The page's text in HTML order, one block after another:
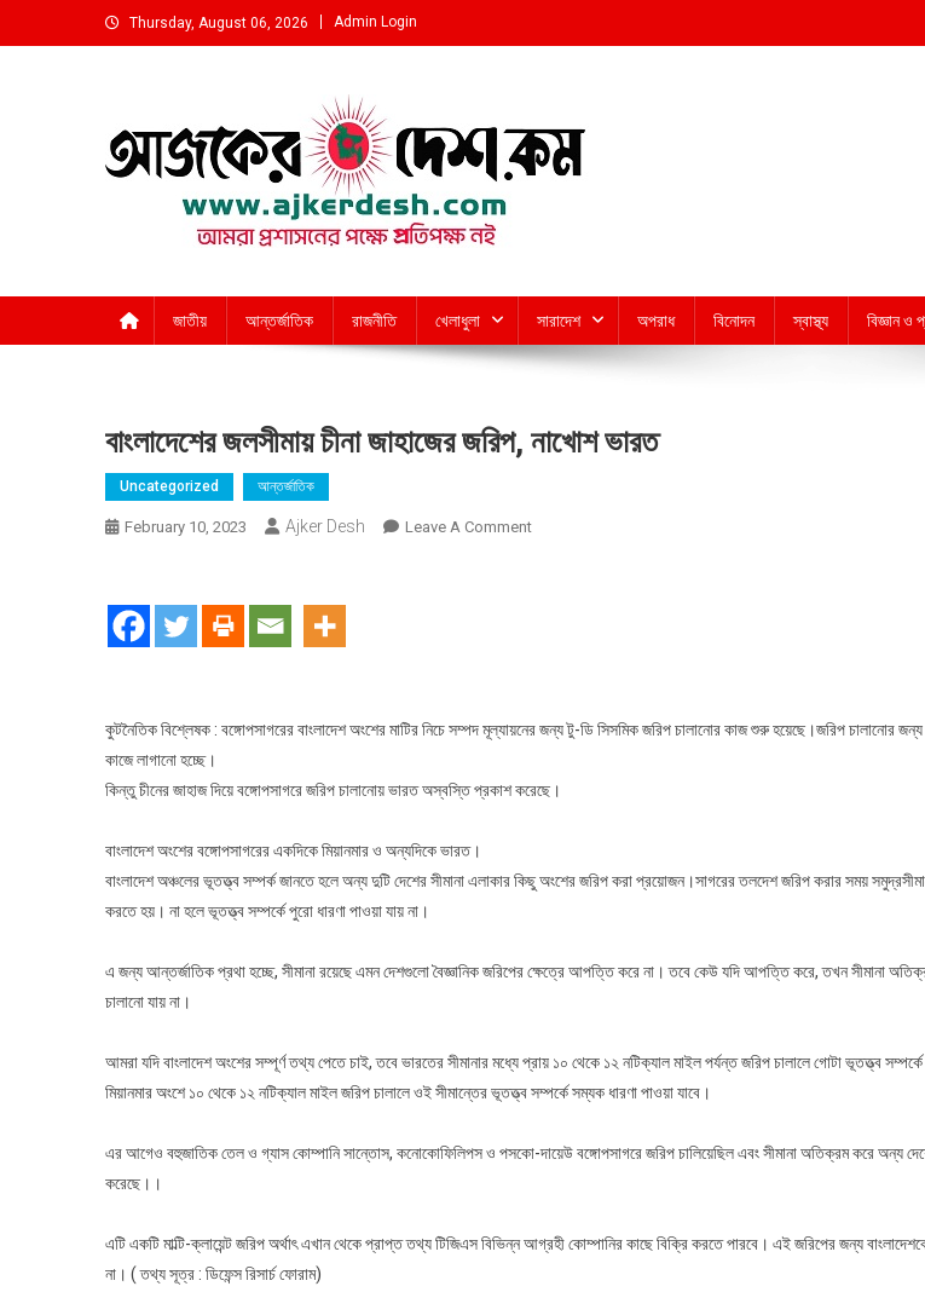
to
Thursday, August 06, 2026 Admin Login
জাতীয় আন্তর্জাতিক রাজনীতি খেলাধুলা সারাদেশ অপরাধ বিনোদন স্বাস্থ্য বিজ্ঞান ও
বাংলাদেশের জলসীমায় চীনা জাহাজের জরিপ, নাখোশ ভারত
Uncategorized আন্তর্জাতিক
February 10, 2023 Ajker Desh Leave A CommentOn
কুটনৈতিক বিশ্লেষক : বঙ্গোপসাগরের বাংলাদেশ অংশের মাটির নিচে সম্পদ মূল্যায়নের জন্য টু-ডি সিসমিক জরিপ চালানোর কাজ শুরু হয়েছে।জরিপ চালানোর জন্য
কাজে লাগানো হচ্ছে।
কিন্তু চীনের জাহাজ দিয়ে বঙ্গোপসাগরে জরিপ চালানোয় ভারত অস্বস্তি প্রকাশ করেছে।
বাংলাদেশ অংশের বঙ্গোপসাগরের একদিকে মিয়ানমার ও অন্যদিকে ভারত।
বাংলাদেশ অঞ্চলের ভূতত্ত্ব সম্পর্ক জানতে হলে অন্য দুটি দেশের সীমানা এলাকার কিছু অংশের জরিপ করা প্রয়োজন।সাগরের তলদেশ জরিপ করার সময়
করতে হয়। না হলে ভূতত্ত্ব সম্পর্কে পুরো ধারণা পাওয়া যায় না।
এ জন্য আন্তর্জাতিক প্রথা হচ্ছে, সীমানা রয়েছে এমন দেশগুলো বৈজ্ঞানিক জরিপের ক্ষেত্রে আপত্তি করে না। তবে কেউ যদি আপত্তি করে, তখন সীমানা
চালানো যায় না।
আমরা যদি বাংলাদেশ অংশের সম্পূর্ণ তথ্য পেতে চাই, তবে ভারতের সীমানার মধ্যে প্রায় ১০ থেকে ১২ নটিক্যাল মাইল পর্যন্ত জরিপ চালালে গোটা ভূতত্ত্ব
মিয়ানমার অংশে ১০ থেকে ১২ নটিক্যাল মাইল জরিপ চালালে ওই সীমান্তের ভূতত্ত্ব সম্পর্কে সম্যক ধারণা পাওয়া যাবে।
এর আগেও বহুজাতিক তেল ও গ্যাস কোম্পানি সান্তোস, কনোকোফিলিপস ও পসকো-দায়েউ বঙ্গোপসাগরে জরিপ চালিয়েছিল এবং সীমানা অতিক্রম করে অন্য
করেছে।।
এটি একটি মাল্টি-ক্লায়েন্ট জরিপ অর্থাৎ এখান থেকে প্রাপ্ত তথ্য টিজিএস বিভিন্ন আগ্রহী কোম্পানির কাছে বিক্রি করতে পারবে। এই জরিপের জন্য
না। ( তথ্য সূত্র : ডিফেন্স রিসার্চ ফোরাম)